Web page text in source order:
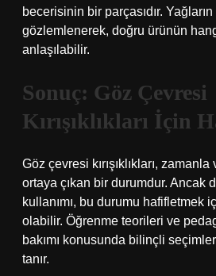
becerisinin bir parçasıdır.
gözlemlenerek, doğru ürünün
anlaşılabilir.
Sonuç: Göz Çevresi
Kırışıklıkları İçin
Göz çevresi kırışıklıkları,
ortaya çıkan bir durumdur. Ancak
kullanımı, bu durumu hafifletmek
olabilir. Öğrenme teorileri ve
bakımı konusunda bilinçli
tanır.